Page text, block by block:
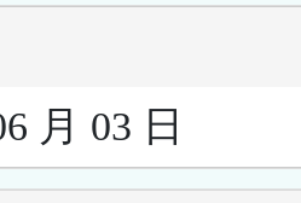
月 03 日